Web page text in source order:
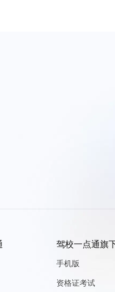
驾校一点通旗
手机版
资格证考试